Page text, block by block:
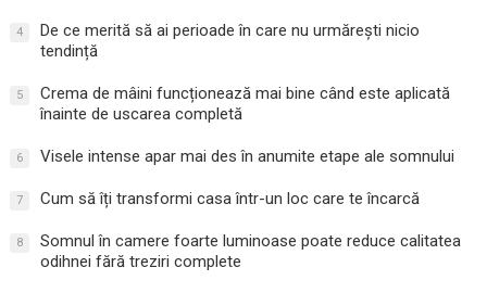
4
De ce merită să ai perioade în care nu urmărești nicio
tendință
5
Crema de mâini funcționează mai bine când este aplicată
înainte de uscarea completă
6 Visele intense apar mai des în anumite etape ale somnului
7 Cum să îți transformi casa într-un loc care te încarcă
8
Somnul în camere foarte luminoase poate reduce calitatea
odihnei fără treziri complete